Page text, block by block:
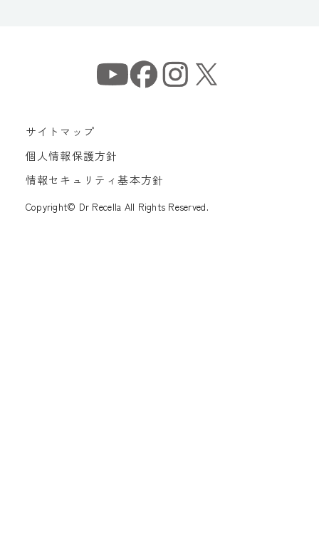
サイトマップ
個人情報保護方針
情報セキュリティ基本方針
Copyright© Dr Recella All Rights Reserved.